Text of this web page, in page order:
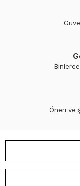
Öneri ve